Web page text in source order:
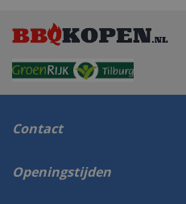
Contact
Openingstijden